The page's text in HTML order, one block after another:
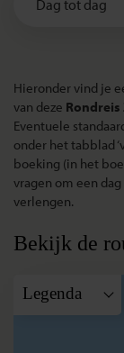
Hieronder vind je
van deze Rondreis
Eventuele
onder het tabblad
boeking (in het
vragen om een
verlengen.
Bekijk de
Legenda